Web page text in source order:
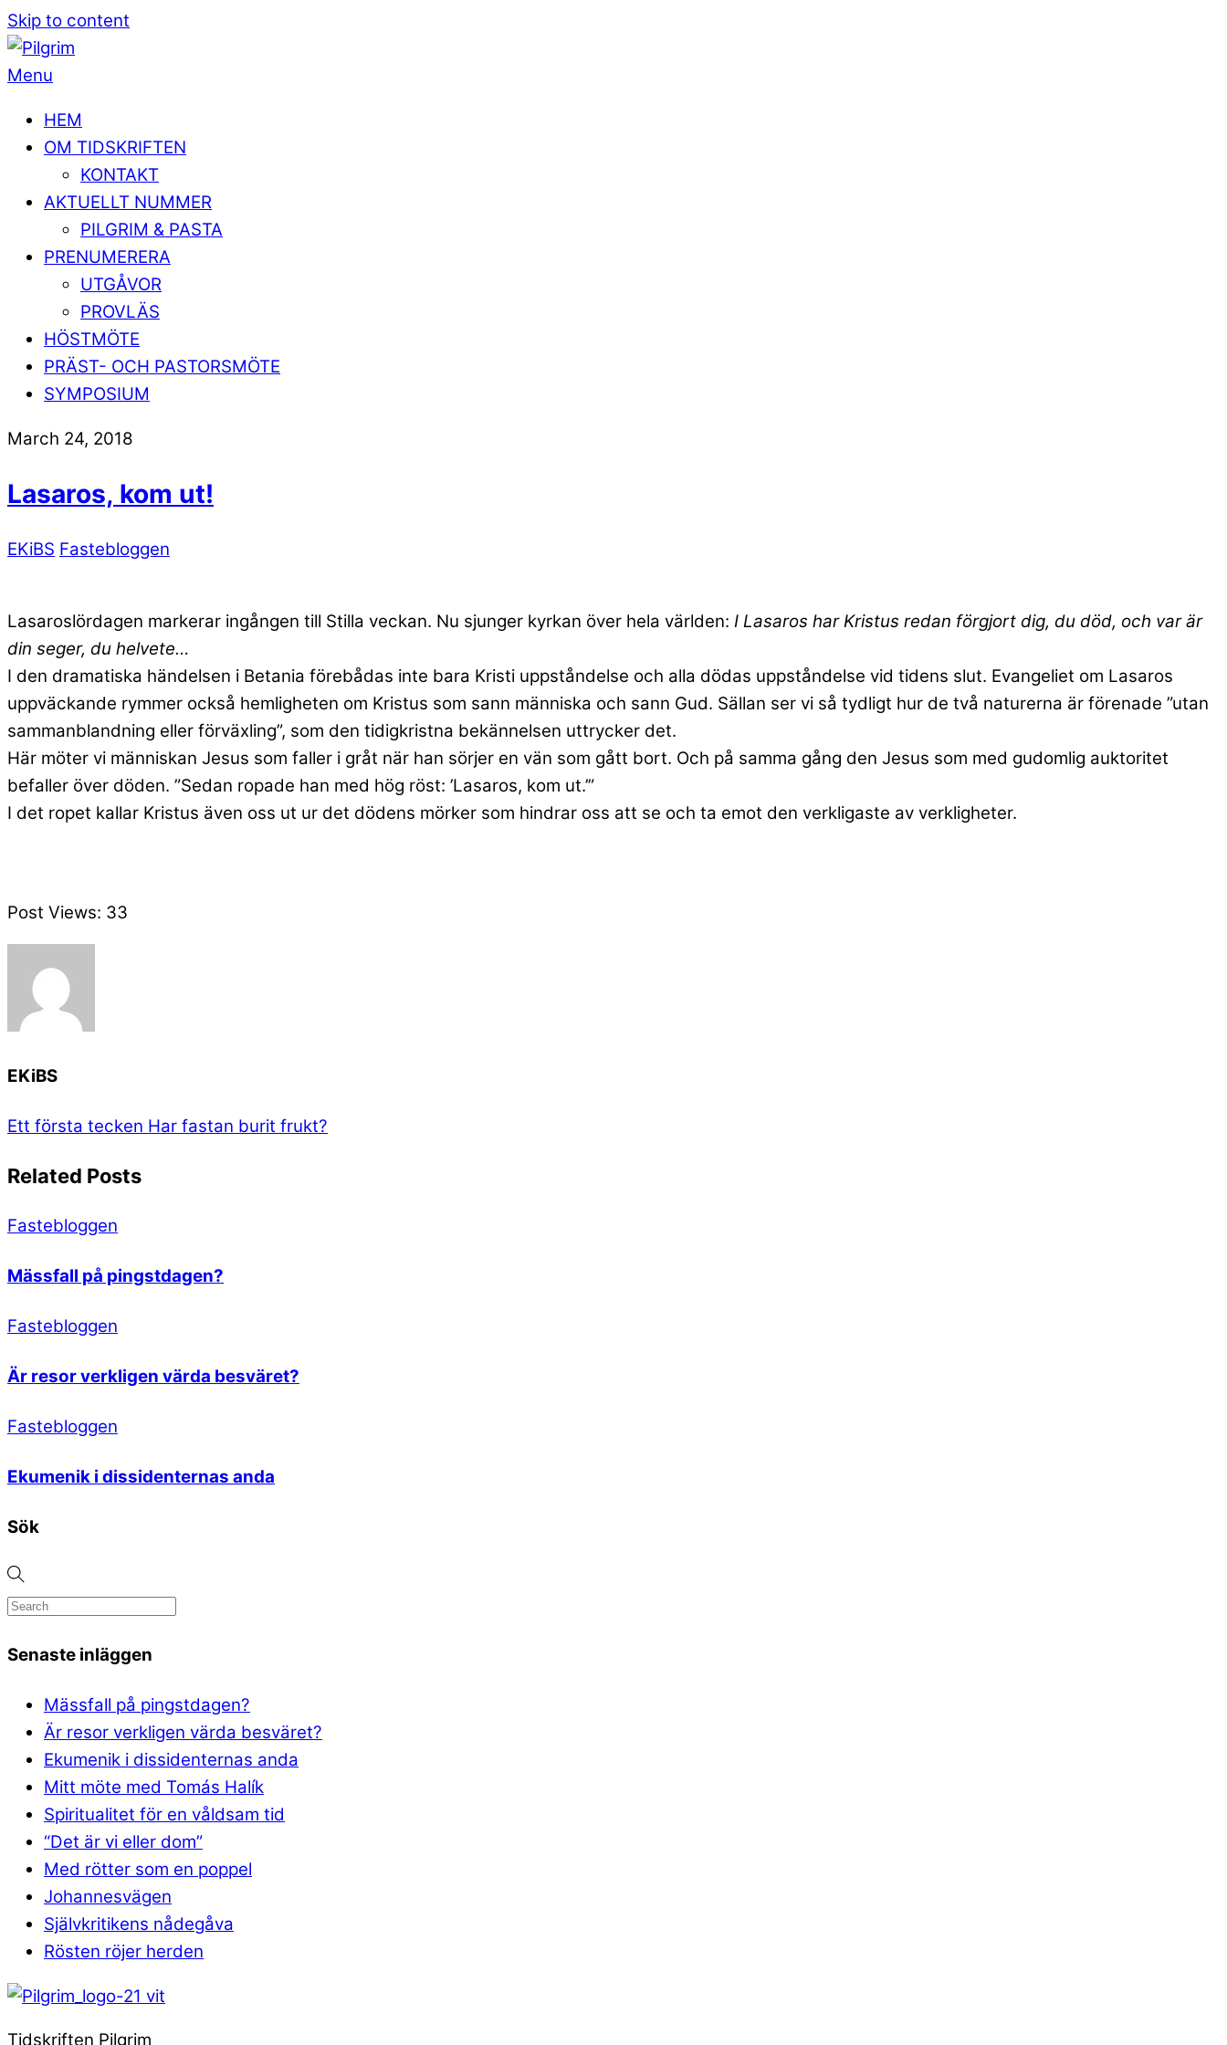
Skip to content
Menu
HEM
OM TIDSKRIFTEN
KONTAKT
AKTUELLT NUMMER
PILGRIM & PASTA
PRENUMERERA
UTGÅVOR
PROVLÄS
HÖSTMÖTE
PRÄST- OCH PASTORSMÖTE
SYMPOSIUM
March 24, 2018
Lasaros, kom ut!
EKiBS Fastebloggen
Lasaroslördagen markerar ingången till Stilla veckan. Nu sjunger kyrkan över hela världen: I Lasaros har Kristus redan förgjort dig, du död, och var är
din seger, du helvete…
I den dramatiska händelsen i Betania förebådas inte bara Kristi uppståndelse och alla dödas uppståndelse vid tidens slut. Evangeliet om Lasaros
uppväckande rymmer också hemligheten om Kristus som sann människa och sann Gud. Sällan ser vi så tydligt hur de två naturerna är förenade ”utan
sammanblandning eller förväxling”, som den tidigkristna bekännelsen uttrycker det.
Här möter vi människan Jesus som faller i gråt när han sörjer en vän som gått bort. Och på samma gång den Jesus som med gudomlig auktoritet
befaller över döden. ”Sedan ropade han med hög röst: ’Lasaros, kom ut.’”
I det ropet kallar Kristus även oss ut ur det dödens mörker som hindrar oss att se och ta emot den verkligaste av verkligheter.
Post Views: 33
EKiBS
Ett första tecken Har fastan burit frukt?
Related Posts
Fastebloggen
Mässfall på pingstdagen?
Fastebloggen
Är resor verkligen värda besväret?
Fastebloggen
Ekumenik i dissidenternas anda
Sök
Senaste inläggen
Mässfall på pingstdagen?
Är resor verkligen värda besväret?
Ekumenik i dissidenternas anda
Mitt möte med Tomás Halík
Spiritualitet för en våldsam tid
“Det är vi eller dom”
Med rötter som en poppel
Johannesvägen
Självkritikens nådegåva
Rösten röjer herden
Tidskriften Pilgrim